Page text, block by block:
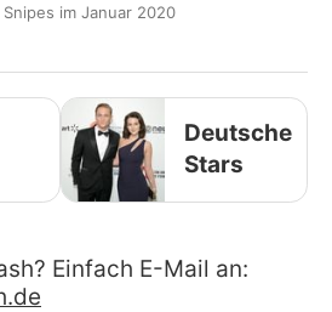
Snipes im Januar 2020
Deutsche
Stars
Einfach E-Mail an: